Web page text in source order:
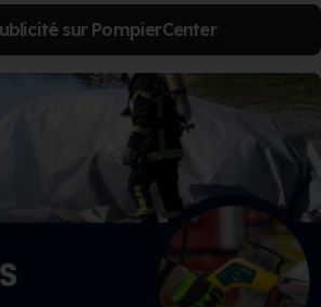
sur PompierCenter